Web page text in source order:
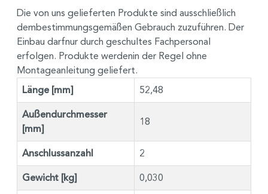
Die von uns gelieferten Produkte sind ausschließlich
dembestimmungsgemäßen Gebrauch zuzuführen. Der
Einbau darfnur durch geschultes Fachpersonal
erfolgen. Produkte werdenin der Regel ohne
Montageanleitung geliefert.
Länge [mm] 52,48
Außendurchmesser
[mm]
18
Anschlussanzahl 2
Gewicht [kg] 0,030